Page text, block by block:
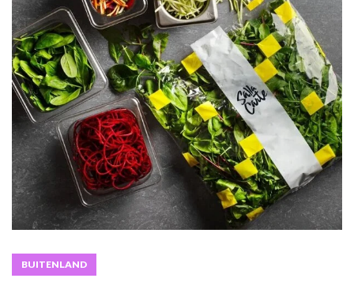
BUITENLAND